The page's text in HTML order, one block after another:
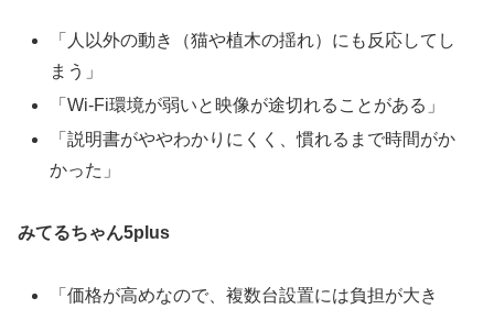
「人以外の動き（猫や植木の揺れ）にも反応してし
まう」
「Wi-Fi環境が弱いと映像が途切れることがある」
「説明書がややわかりにくく、慣れるまで時間がか
かった」
みてるちゃん5plus
「価格が高めなので、複数台設置には負担が大き